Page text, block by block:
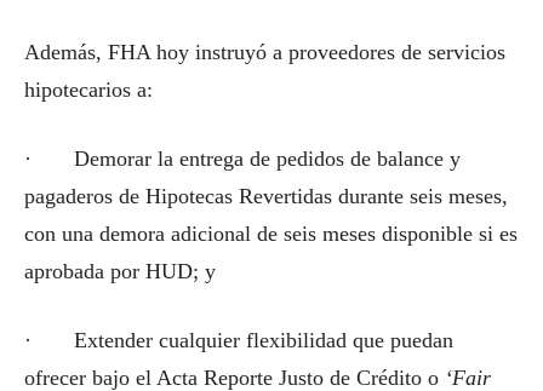
Además, FHA hoy instruyó a proveedores de servicios
hipotecarios a:
· Demorar la entrega de pedidos de balance y
pagaderos de Hipotecas Revertidas durante seis meses,
con una demora adicional de seis meses disponible si es
aprobada por HUD; y
· Extender cualquier flexibilidad que puedan
ofrecer bajo el Acta Reporte Justo de Crédito o ‘Fair